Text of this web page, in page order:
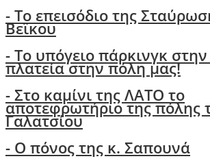
- Το επεισόδιο της
Βεϊκου
- Το υπόγειο πάρκινγκ στην
πλατεία στην πόλη μας!
- Στο καμίνι της ΛΑΤΟ το
αποτεφρωτήριο της πόλης
Γαλατσίου
- Ο πόνος της κ. Σαπουνά